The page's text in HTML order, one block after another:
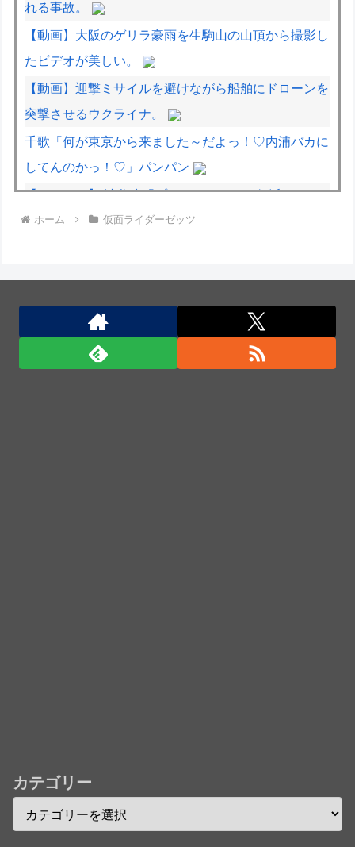
れる事故。
【動画】大阪のゲリラ豪雨を生駒山の山頂から撮影し
たビデオが美しい。
【動画】迎撃ミサイルを避けながら船舶にドローンを
突撃させるウクライナ。
千歌「何が東京から来ました～だよっ！♡内浦バカに
してんのかっ！♡」パンパン
【デレマス】 渋谷凛「プロデューサーは何派？」
彼女「妊娠したかも…婦人科着いてきて」ワイ「分か
日本兵撃ち施設に131億円…習近平が愛国心を煽った
結果、「抗日テーマパーク｣が中国各地に広がる！
Powered by livedoor 相互RSS
ホーム 仮面ライダーゼッツ
カテゴリー